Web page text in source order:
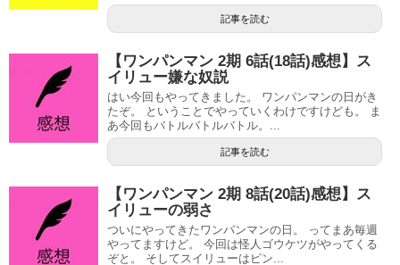
記事を読む
【ワンパンマン 2期 6話(18話)感想】ス
イリュー嫌な奴説
はい今回もやってきました。 ワンパンマンの日がき
たぞ。 ということでやっていくわけですけども。 ま
あ今回もバトルバトルバトル。...
記事を読む
【ワンパンマン 2期 8話(20話)感想】ス
イリューの弱さ
ついにやってきたワンパンマンの日。 ってまあ毎週
やってますけど。 今回は怪人ゴウケツがやってくる
ぞと。 そしてスイリューはピン...